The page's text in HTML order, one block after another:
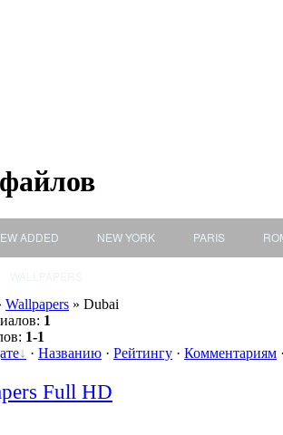
ADDED NEW YORK PARIS
Wallpapers » Dubai
: 1
: 1-1
· Названию · Рейтингу · Комментариям
Full HD